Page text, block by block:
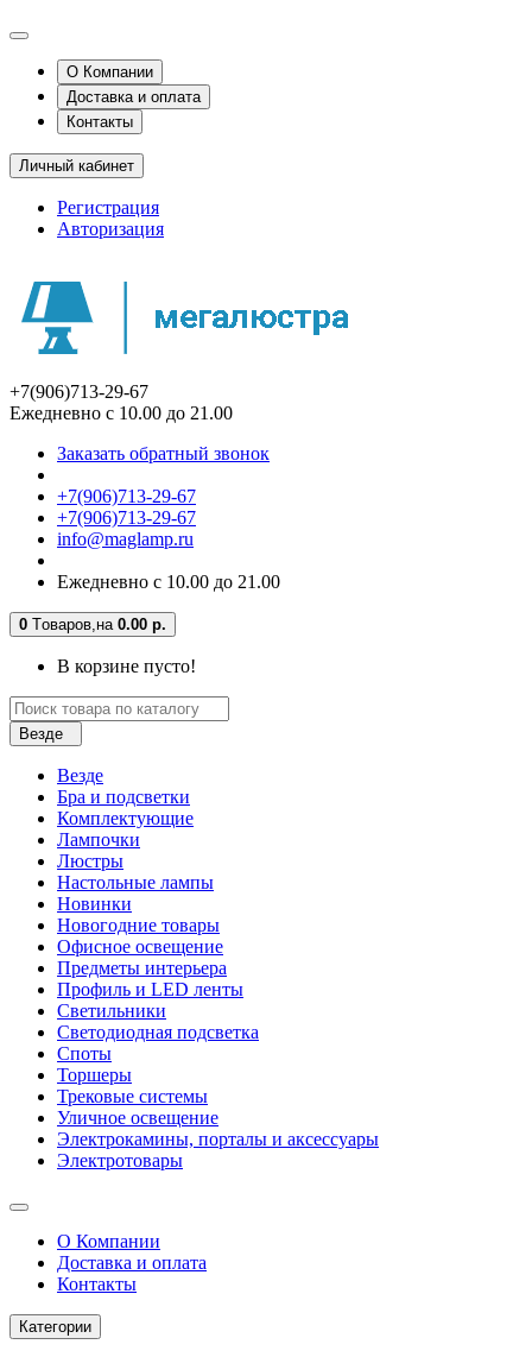
О Компании
Доставка и оплата
Контакты
Личный кабинет
Регистрация
Авторизация
+7(906)713-29-67
Ежедневно с 10.00 до 21.00
Заказать обратный звонок
+7(906)713-29-67
+7(906)713-29-67
info@maglamp.ru
Ежедневно с 10.00 до 21.00
0 Tоваров,на 0.00 р.
В корзине пусто!
Везде
Везде
Бра и подсветки
Комплектующие
Лампочки
Люстры
Настольные лампы
Новинки
Новогодние товары
Офисное освещение
Предметы интерьера
Профиль и LED ленты
Светильники
Светодиодная подсветка
Споты
Торшеры
Трековые системы
Уличное освещение
Электрокамины, порталы и аксессуары
Электротовары
О Компании
Доставка и оплата
Контакты
Категории